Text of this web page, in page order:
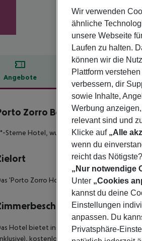
Angebote
Zorro Beach Hotel
3
Sterne Hotel, wundervoll gelegen an einem
'Porto Zorro Hotel' liegt direkt am Strand
Hotel bietet insgesamt 44 freundlich
kostenloses WLAN,
Wir verwenden
ähnliche
unsere Webseite
Laufen zu halten.
können wir die
Plattform verstehen
verbessern, dir
sowie Inhalte,
Werbung
relevant sind und
Klicke auf „Alle
wenn du
reicht das
„Nur notwendige
Unter „Cookies
kannst du deine
Einstellungen
anpassen. Du
Privatsphäre-